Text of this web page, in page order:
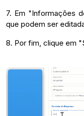
7. Em "Informações
que podem ser
8. Por fim, clique em